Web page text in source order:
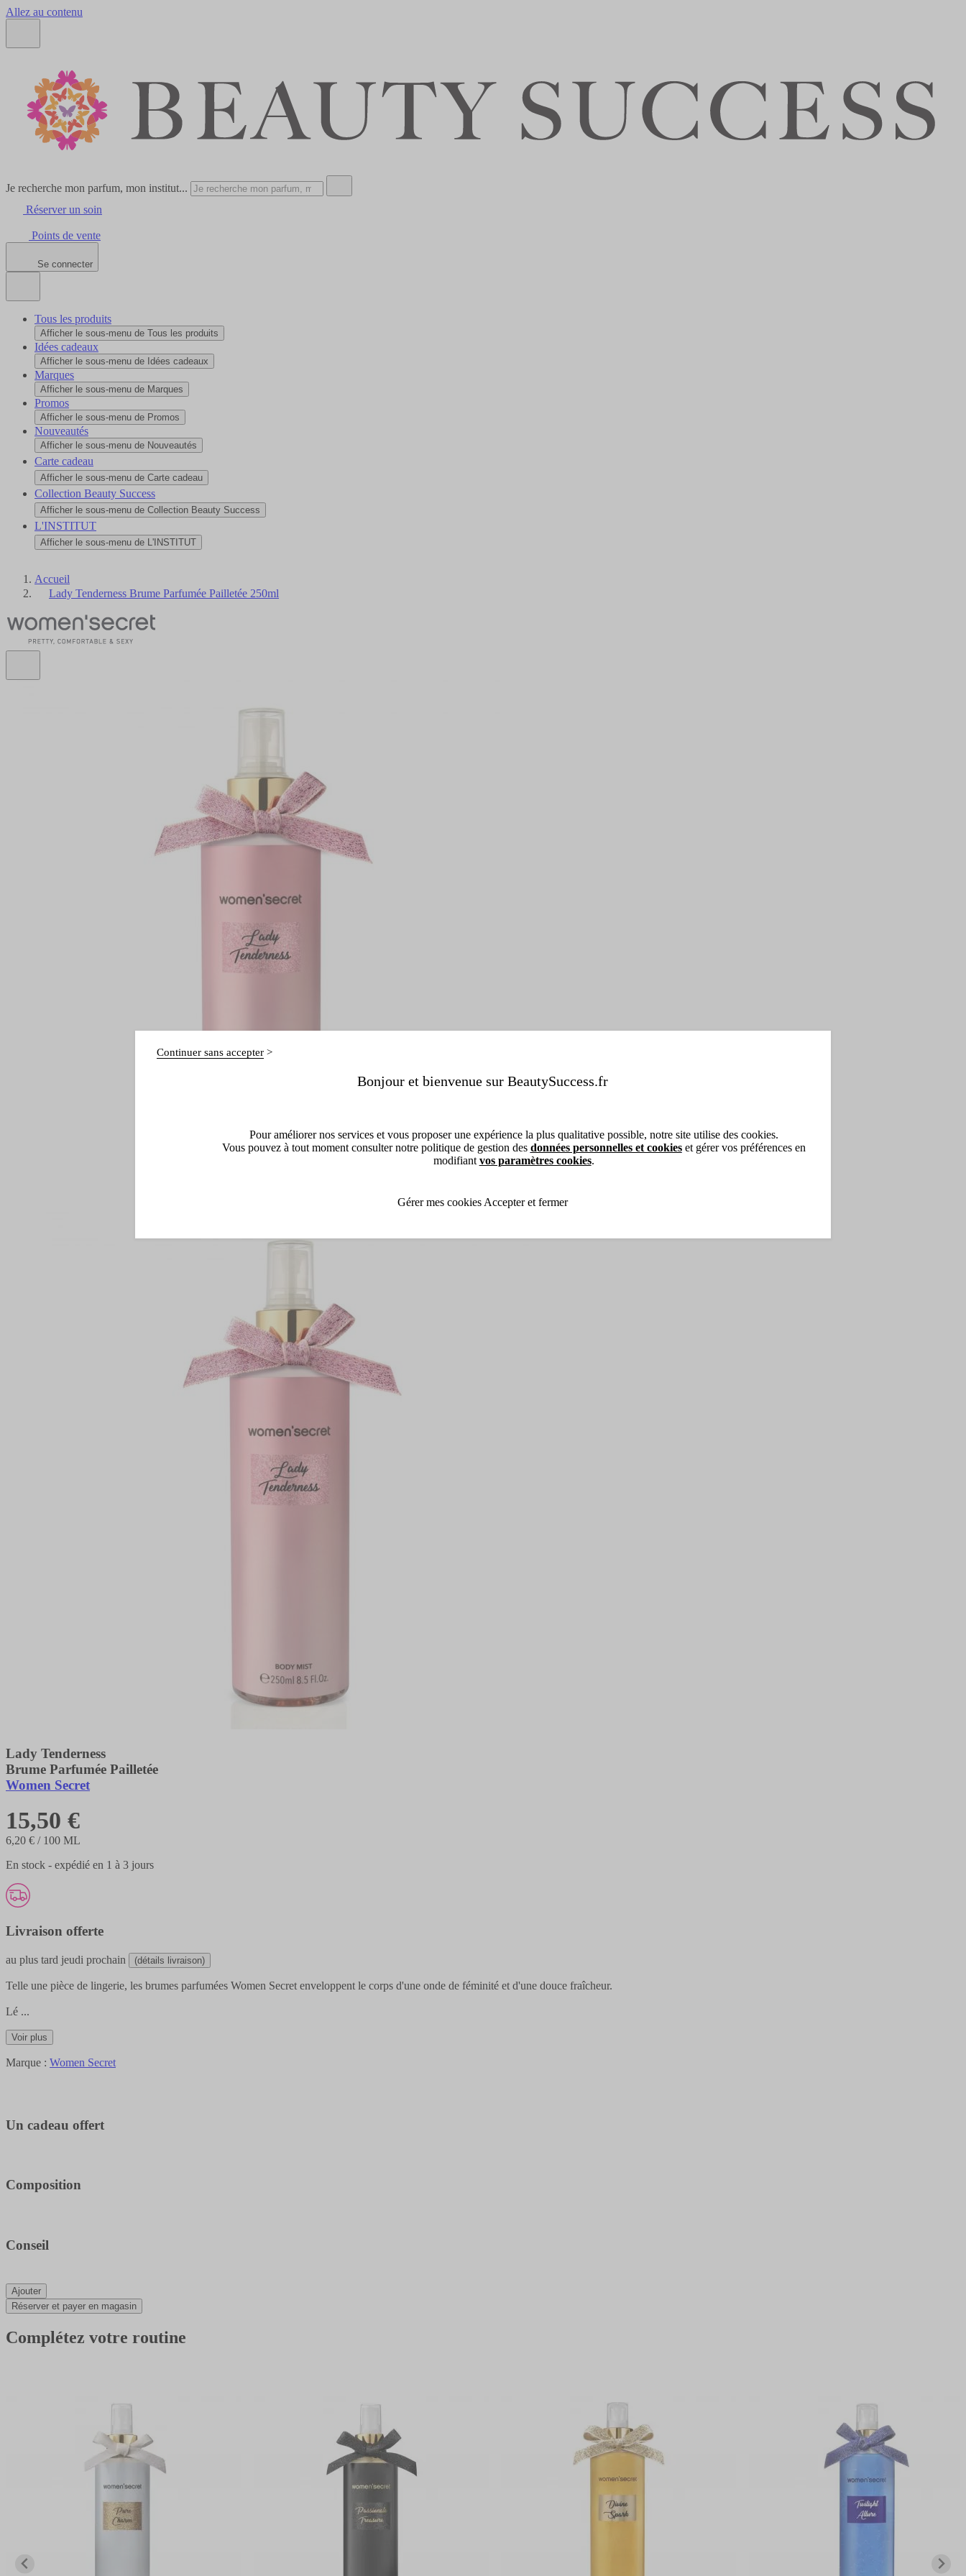
Allez au contenu
Je recherche mon parfum, mon institut...
Réserver un soin
Points de vente
Se connecter
Tous les produits
Afficher le sous-menu de Tous les produits
Idées cadeaux
Afficher le sous-menu de Idées cadeaux
Marques
Afficher le sous-menu de Marques
Promos
Afficher le sous-menu de Promos
Nouveautés
Afficher le sous-menu de Nouveautés
Carte cadeau
Afficher le sous-menu de Carte cadeau
Collection Beauty Success
Afficher le sous-menu de Collection Beauty Success
L'INSTITUT
Afficher le sous-menu de L'INSTITUT
Accueil
Lady Tenderness Brume Parfumée Pailletée 250ml
Lady Tenderness
Brume Parfumée Pailletée
Women Secret
15,50 €
6,20 € / 100 ML
En stock - expédié en 1 à 3 jours
Livraison offerte
au plus tard jeudi prochain (détails livraison)
Telle une pièce de lingerie, les brumes parfumées Women Secret enveloppent le corps d'une onde de féminité et d'une douce fraîcheur.
Lé ...
Voir plus
Marque : Women Secret
Un cadeau offert
Composition
Conseil
Ajouter
Réserver et payer en magasin
Complétez votre routine
Bonjour et bienvenue sur BeautySuccess.fr
Continuer sans accepter
Pour améliorer nos services et vous proposer une expérience la plus qualitative possible, notre site utilise des cookies.
Vous pouvez à tout moment consulter notre politique de gestion des données personnelles et cookieset gérer vos préférences en
modifiant vos paramètres cookies.
Gérer mes cookies Accepter et fermer